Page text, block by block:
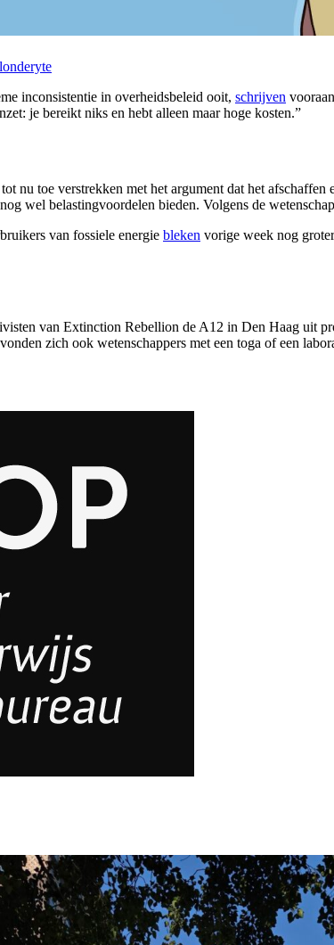
inconsistentie in overheidsbeleid ooit, schrijven
je bereikt niks en hebt alleen maar hoge kosten.”
nu toe verstrekken met het argument dat het
wel belastingvoordelen bieden. Volgens de
van fossiele energie bleken vorige week nog
van Extinction Rebellion de A12 in Den Haag uit
zich ook wetenschappers met een toga of een